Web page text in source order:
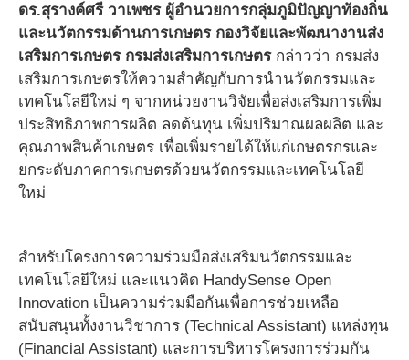
ดร.สุรางค์ศรี วาเพชร ผู้อำนวยการกลุ่มภูมิปัญญาท้องถิ่น
และนวัตกรรมด้านการเกษตร กองวิจัยและพัฒนางานส่ง
เสริมการเกษตร กรมส่งเสริมการเกษตรกล่าวว่า กรมส่ง
เสริมการเกษตรให้ความสำคัญกับการนำนวัตกรรมและ
เทคโนโลยีใหม่ ๆ จากหน่วยงานวิจัยเพื่อส่งเสริมการเพิ่ม
ประสิทธิภาพการผลิต ลดต้นทุน เพิ่มปริมาณผลผลิต และ
คุณภาพสินค้าเกษตร เพื่อเพิ่มรายได้ให้แก่เกษตรกรและ
ยกระดับภาคการเกษตรด้วยนวัตกรรมและเทคโนโลยี
ใหม่
สำหรับโครงการความร่วมมือส่งเสริมนวัตกรรมและ
เทคโนโลยีใหม่ และแนวคิด HandySense Open
Innovation เป็นความร่วมมือกันเพื่อการช่วยเหลือ
สนับสนุนทั้งงานวิชาการ (Technical Assistant) แหล่งทุน
(Financial Assistant) และการบริหารโครงการร่วมกัน